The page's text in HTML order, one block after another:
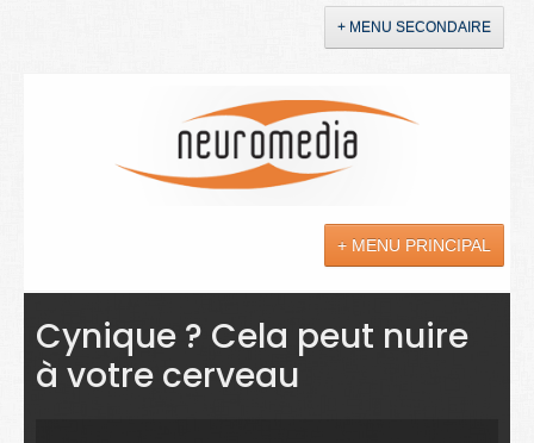
+ MENU SECONDAIRE
+ MENU PRINCIPAL
Actualités
Sciences
Cynique ? Cela peut nuire
à votre cerveau